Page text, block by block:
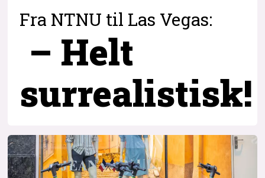
Fra NTNU til Las Vegas:
– Helt
surrealistisk!